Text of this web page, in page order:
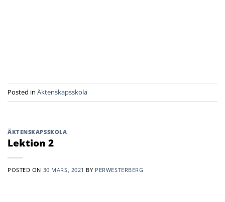
Posted in Äktenskapsskola
ÄKTENSKAPSSKOLA
Lektion 2
POSTED ON 30 MARS, 2021 BY PERWESTERBERG